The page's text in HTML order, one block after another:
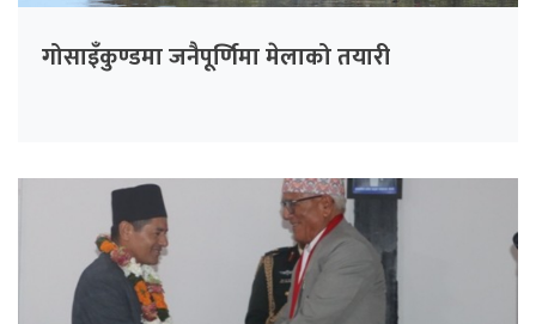
गोसाइँकुण्डमा जनैपूर्णिमा मेलाको तयारी